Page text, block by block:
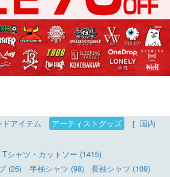
ドアイテム アーティストグッズ ［ 国内
Tシャツ・カットソー (1415)
(26)
半袖シャツ (98)
長袖シャツ (109)